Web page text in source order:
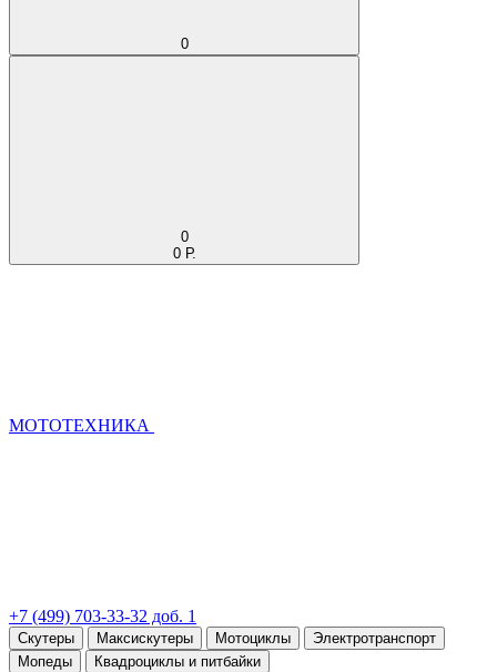
0
0
0 Р.
МОТОТЕХНИКА
+7 (499) 703-33-32 доб. 1
Скутеры Максискутеры Мотоциклы
Электротранспорт
Мопеды
Квадроциклы и питбайки